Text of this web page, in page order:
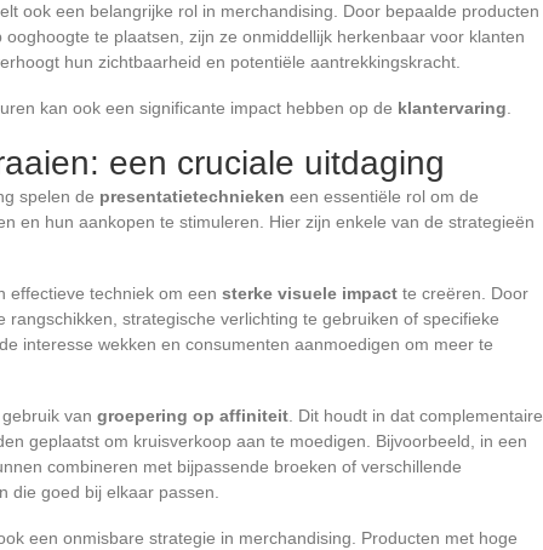
ook een belangrijke rol in merchandising. Door bepaalde producten
ooghoogte te plaatsen, zijn ze onmiddellijk herkenbaar voor klanten
hun zichtbaarheid en potentiële aantrekkingskracht.
kan ook een significante impact hebben op de klantervaring.
een cruciale uitdaging
spelen de presentatietechnieken een essentiële rol om de
en hun aankopen te stimuleren. Hier zijn enkele van de strategieën
effectieve techniek om een sterke visuele impact te creëren. Door
rangschikken, strategische verlichting te gebruiken of specifieke
interesse wekken en consumenten aanmoedigen om meer te
van groepering op affiniteit. Dit houdt in dat complementaire
geplaatst om kruisverkoop aan te moedigen. Bijvoorbeeld, in een
combineren met bijpassende broeken of verschillende
die goed bij elkaar passen.
een onmisbare strategie in merchandising. Producten met hoge